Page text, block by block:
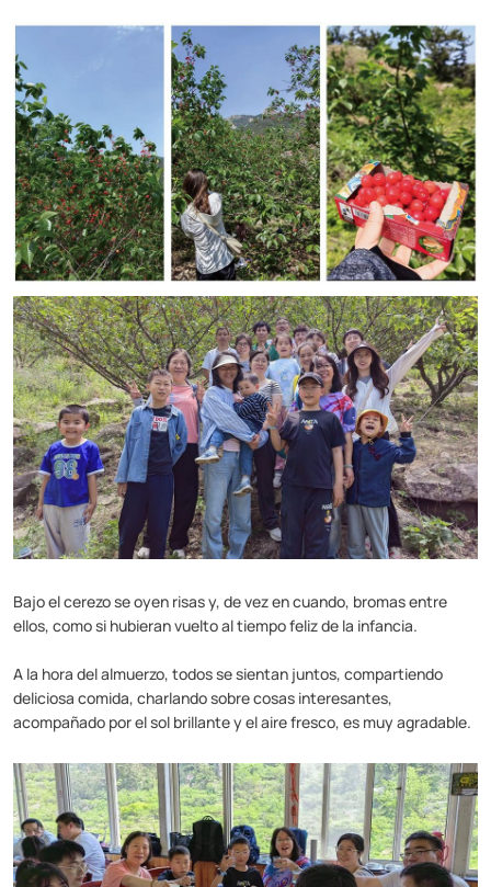
Bajo el cerezo se oyen risas y, de vez en cuando, bromas entre
ellos, como si hubieran vuelto al tiempo feliz de la infancia.
A la hora del almuerzo, todos se sientan juntos, compartiendo
deliciosa comida, charlando sobre cosas interesantes,
acompañado por el sol brillante y el aire fresco, es muy agradable.